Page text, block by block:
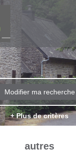
Modifier ma recherche
+ Plus de critères
autres